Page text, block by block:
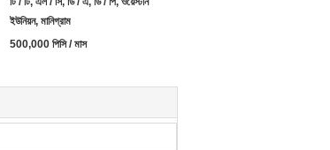
ইউনিয়ন, মানিগ্রাম
500,000 পিসি / মাস